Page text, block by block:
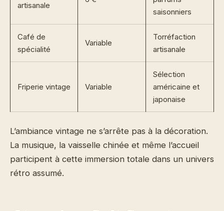
artisanale
saisonniers
Café de
spécialité
Variable
Torréfaction
artisanale
Friperie vintage Variable
Sélection
américaine et
japonaise
L’ambiance vintage ne s’arrête pas à la décoration.
La musique, la vaisselle chinée et même l’accueil
participent à cette immersion totale dans un univers
rétro assumé.